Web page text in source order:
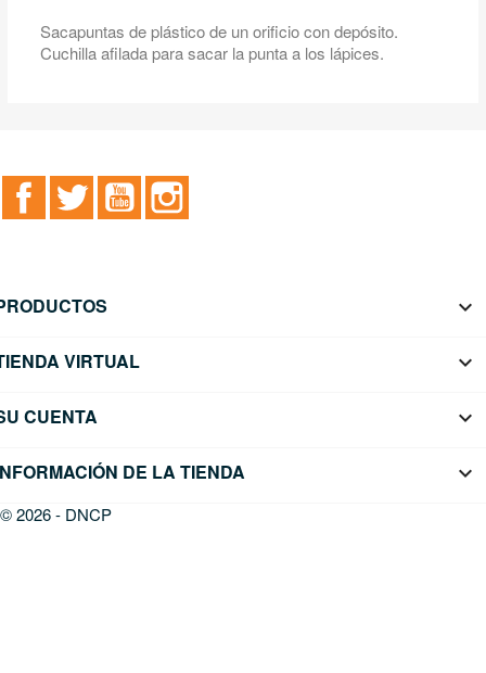
Sacapuntas de plástico de un orificio con depósito.
Cuchilla afilada para sacar la punta a los lápices.
FacebookTwitter YouTube

VIRTUAL 
CUENTA 
DE LA TIENDA keyboard_arrow_down
© 2026 - DNCP